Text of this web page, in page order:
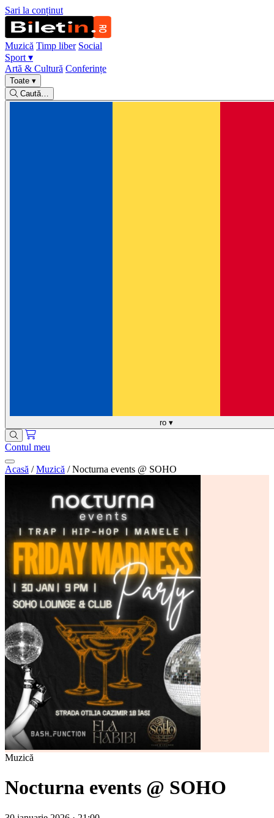
Sari la conținut
Muzică Timp liber Social
Sport ▾
Artă & Cultură Conferințe
Toate ▾
Caută…
ro ▾
Contul meu
Acasă / Muzică / Nocturna events @ SOHO
Muzică
Nocturna events @ SOHO